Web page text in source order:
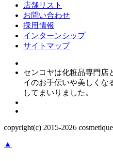
店舗リスト
お問い合わせ
採用情報
インターンシップ
サイトマップ
センコヤは化粧品専門店
イのお手伝いや美しくな
してまいりました。
copyright(c) 2015-2026
▲